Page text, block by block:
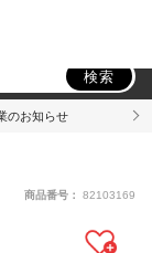
検索
のお知らせ
商品番号： 82103169